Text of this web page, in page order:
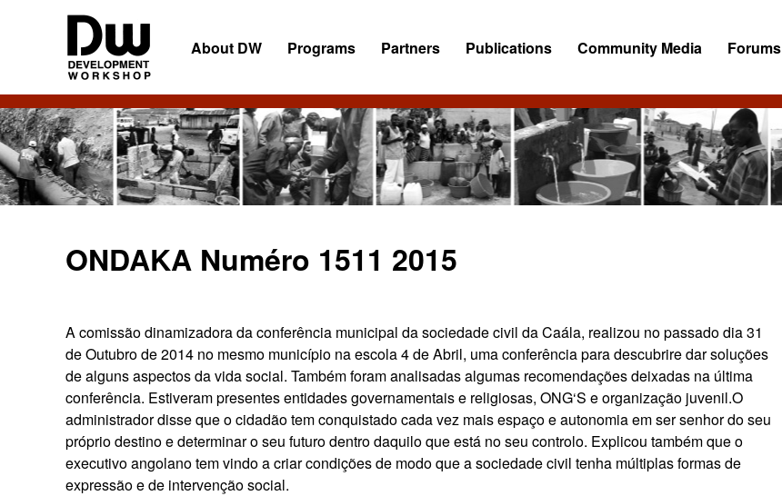
DW
Angola
Development
Workshop
Angola
About DW Programs Partners Publications Community Media Forums
ONDAKA Numéro 1511 2015
A comissão dinamizadora da conferência municipal da sociedade civil da Caála, realizou no passado dia 31
de Outubro de 2014 no mesmo município na escola 4 de Abril, uma conferência para descubrire dar soluções
de alguns aspectos da vida social. Também foram analisadas algumas recomendações deixadas na última
conferência. Estiveram presentes entidades governamentais e religiosas, ONG‘S e organização juvenil.O
administrador disse que o cidadão tem conquistado cada vez mais espaço e autonomia em ser senhor do seu
próprio destino e determinar o seu futuro dentro daquilo que está no seu controlo. Explicou também que o
executivo angolano tem vindo a criar condições de modo que a sociedade civil tenha múltiplas formas de
expressão e de intervenção social.